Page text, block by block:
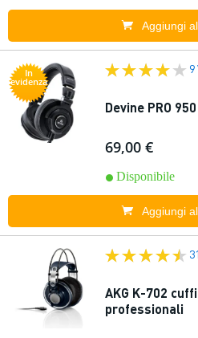
Aggiungi
In
evidenza
9
Devine PRO
69,00 €
Disponibile
Aggiungi
AKG K-702
professionali